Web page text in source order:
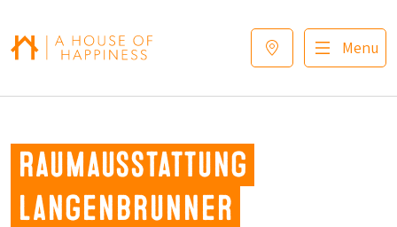
Menu
Raumausstattung
Langenbrunner